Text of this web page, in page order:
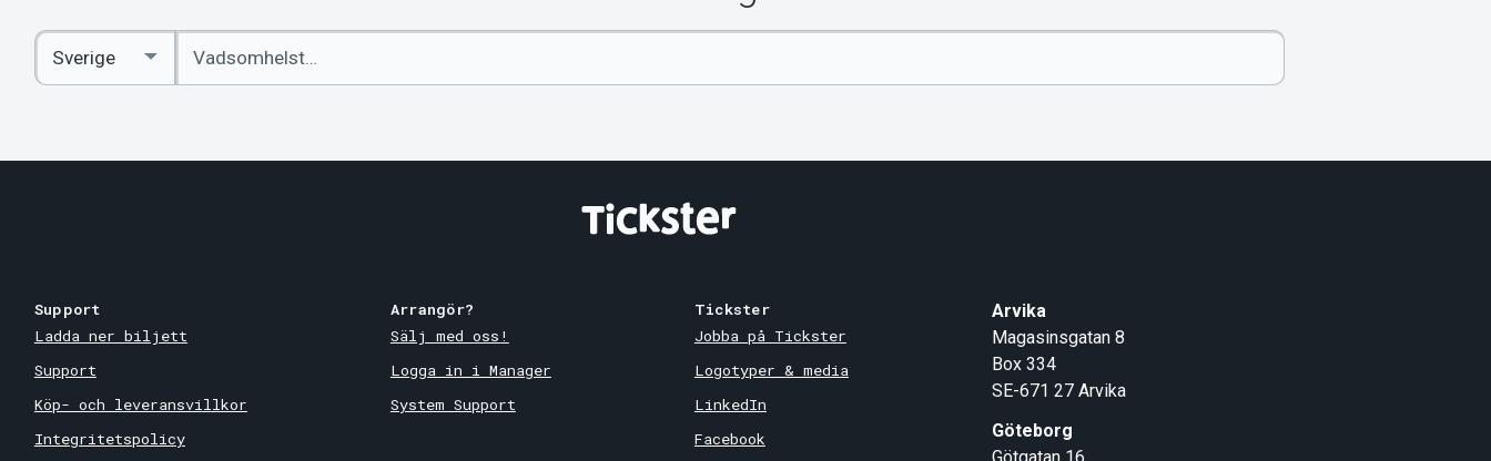
Ange
sökord
Select
Country
Support
Ladda ner biljett
Support
Köp- och leveransvillkor
Integritetspolicy
Arrangör?
Sälj med oss!
Logga in i Manager
System Support
Tickster
Jobba på Tickster
Logotyper & media
LinkedIn
Facebook
Arvika
Magasinsgatan 8
Box 334
SE-671 27 Arvika
Göteborg